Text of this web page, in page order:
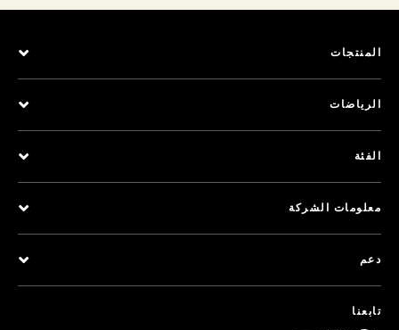
المنتجات
الرياضات
الفئة
معلومات الشركة
دعم
تابعنا